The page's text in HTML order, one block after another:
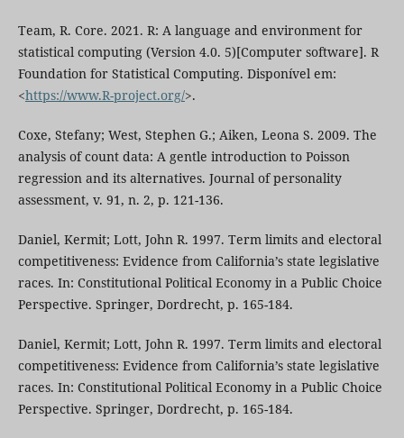
Team, R. Core. 2021. R: A language and environment for
statistical computing (Version 4.0. 5)[Computer software]. R
Foundation for Statistical Computing. Disponível em:
<https://www.R-project.org/>.
Coxe, Stefany; West, Stephen G.; Aiken, Leona S. 2009. The
analysis of count data: A gentle introduction to Poisson
regression and its alternatives. Journal of personality
assessment, v. 91, n. 2, p. 121-136.
Daniel, Kermit; Lott, John R. 1997. Term limits and electoral
competitiveness: Evidence from California’s state legislative
races. In: Constitutional Political Economy in a Public Choice
Perspective. Springer, Dordrecht, p. 165-184.
Daniel, Kermit; Lott, John R. 1997. Term limits and electoral
competitiveness: Evidence from California’s state legislative
races. In: Constitutional Political Economy in a Public Choice
Perspective. Springer, Dordrecht, p. 165-184.